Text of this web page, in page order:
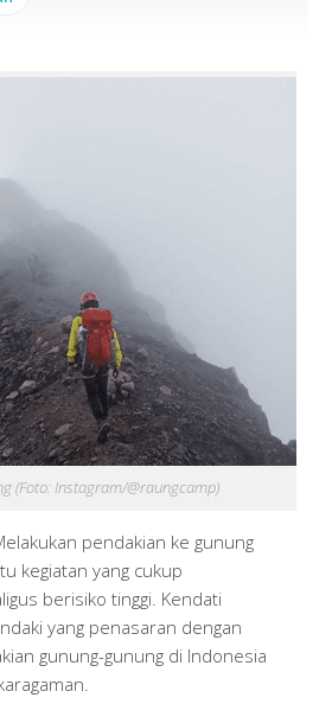
(Foto: Instagram/@raungcamp)
pendakian ke gunung
kegiatan yang cukup
berisiko tinggi. Kendati
yang penasaran dengan
gunung-gunung di Indonesia